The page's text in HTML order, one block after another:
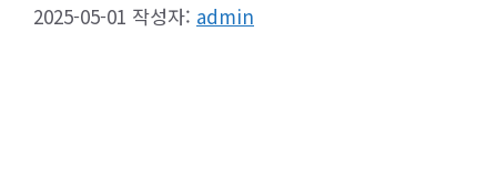
2025-05-01 작성자: admin